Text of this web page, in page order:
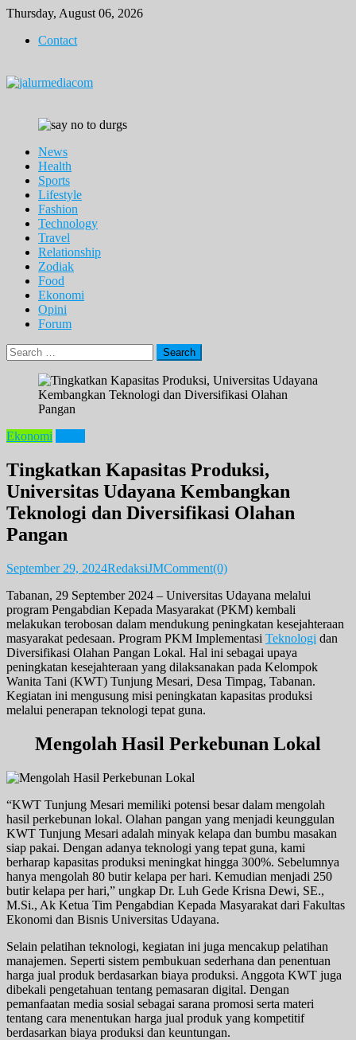
Skip
content
Thursday, August 06, 2026
Contact
News
Health
Sports
Lifestyle
Fashion
Technology
Travel
Relationship
Zodiak
Food
Ekonomi
Opini
Forum
Search
for:
Ekonomi
Tingkatkan Kapasitas Produksi,
Universitas Udayana Kembangkan
Teknologi dan Diversifikasi Olahan
Pangan
September 29, 2024RedaksiJMComment(0)
Tabanan, 29 September 2024 – Universitas Udayana melalui
program Pengabdian Kepada Masyarakat (PKM) kembali
melakukan terobosan dalam mendukung peningkatan kesejahteraan
masyarakat pedesaan. Program PKM Implementasi Teknologi dan
Diversifikasi Olahan Pangan Lokal. Hal ini sebagai upaya
peningkatan kesejahteraan yang dilaksanakan pada Kelompok
Wanita Tani (KWT) Tunjung Mesari, Desa Timpag, Tabanan.
Kegiatan ini mengusung misi peningkatan kapasitas produksi
melalui penerapan teknologi tepat guna.
Mengolah Hasil Perkebunan Lokal
“KWT Tunjung Mesari memiliki potensi besar dalam mengolah
hasil perkebunan lokal. Olahan pangan yang menjadi keunggulan
KWT Tunjung Mesari adalah minyak kelapa dan bumbu masakan
siap pakai. Dengan adanya teknologi yang tepat guna, kami
berharap kapasitas produksi meningkat hingga 300%. Sebelumnya
hanya mengolah 80 butir kelapa per hari. Kemudian menjadi 250
butir kelapa per hari,” ungkap Dr. Luh Gede Krisna Dewi, SE.,
M.Si., Ak Ketua Tim Pengabdian Kepada Masyarakat dari Fakultas
Ekonomi dan Bisnis Universitas Udayana.
Selain pelatihan teknologi, kegiatan ini juga mencakup pelatihan
manajemen. Seperti sistem pembukuan sederhana dan penentuan
harga jual produk berdasarkan biaya produksi. Anggota KWT juga
dibekali pengetahuan tentang pemasaran digital. Dengan
pemanfaatan media sosial sebagai sarana promosi serta materi
tentang cara menentukan harga jual produk yang kompetitif
berdasarkan biaya produksi dan keuntungan.